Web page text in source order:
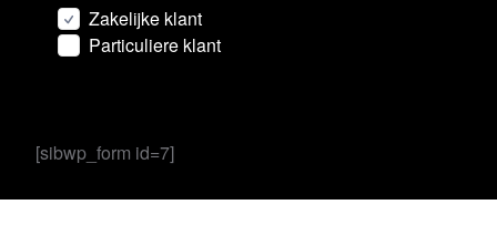
Zakelijke klant
Particuliere klant
[sibwp_form id=7]